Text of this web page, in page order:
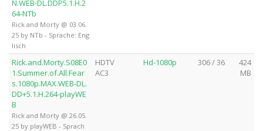
N.WEB-DL.DDP5.1.H.2
64-NTb
Rick and Morty @ 03.06.
25 by NTb - Sprache: Eng
lisch
Rick.and.Morty.S08E0
1.Summer.of.All.Fear
s.1080p.MAX.WEB-DL.
DD+5.1.H.264-playWE
B
Rick and Morty @ 26.05.
25 by playWEB - Sprach
HDTV
AC3
Hd-1080p 306 / 36
424
MB